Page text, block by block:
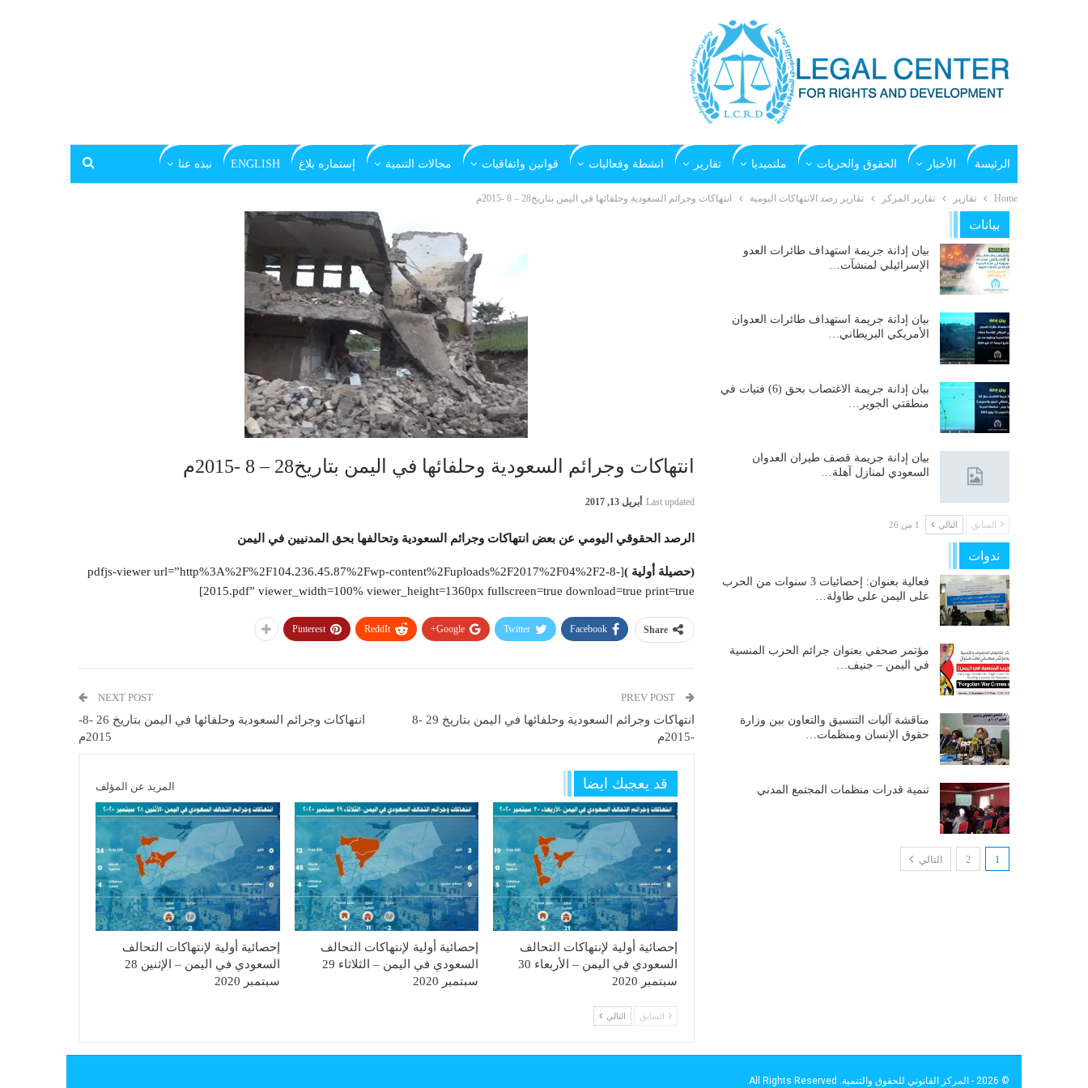
الرئيسة الأخبار الحقوق والحريات ملتميديا تقارير انشطة وفعاليات قوانين واتفاقيات مجالات التنمية إستماره بلاغ ENGLISH نبذه عنا
Home تقارير تقارير المركز تقارير رصد الانتهاكات اليومية انتهاكات وجرائم السعودية وحلفائها في اليمن بتاريخ28 – 8 -2015م
انتهاكات وجرائم السعودية وحلفائها في اليمن بتاريخ28 – 8 -2015م
Last updated أبريل 13, 2017
الرصد الحقوقي اليومي عن بعض انتهاكات وجرائم السعودية وتحالفها بحق المدنيين في اليمن
(حصيلة أولية ) [pdfjs-viewer url=”http%3A%2F%2F104.236.45.87%2Fwp-content%2Fuploads%2F2017%2F04%2F2-8-
2015.pdf” viewer_width=100% viewer_height=1360px fullscreen=true download=true print=true]
Share
Facebook
Twitter
Google+
ReddIt
Pinterest
PREV POST
انتهاكات وجرائم السعودية وحلفائها في اليمن بتاريخ 29 -8
-2015م
NEXT POST
انتهاكات وجرائم السعودية وحلفائها في اليمن بتاريخ 26 -8-
2015م
قد يعجبك ايضا المزيد عن المؤلف
إحصائية أولية لإنتهاكات التحالف
السعودي في اليمن – الأربعاء 30
سبتمبر 2020
إحصائية أولية لإنتهاكات التحالف
السعودي في اليمن – الثلاثاء 29
سبتمبر 2020
إحصائية أولية لإنتهاكات التحالف
السعودي في اليمن – الإثنين 28
سبتمبر 2020
السابق التالي
بيانات
بيان إدانة جريمة استهداف طائرات العدو
الإسرائيلي لمنشآت…
بيان إدانة جريمة استهداف طائرات العدوان
الأمريكي البريطاني…
بيان إدانة جريمة الاغتصاب بحق (6) فتيات في
منطقتي الجوير…
بيان إدانة جريمة قصف طيران العدوان
السعودي لمنازل آهلة…
السابق التالي 1 من 26
ندوات
فعالية بعنوان: إحصائيات 3 سنوات من الحرب
على اليمن على طاولة…
مؤتمر صحفي بعنوان جرائم الحرب المنسية
في اليمن – جنيف…
مناقشة آليات التنسيق والتعاون بين وزارة
حقوق الإنسان ومنظمات…
تنمية قدرات منظمات المجتمع المدني
1
2 التالي
© 2026 - المركز القانوني للحقوق والتنمية. All Rights Reserved.